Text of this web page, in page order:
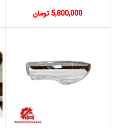
5,800,000 تومان